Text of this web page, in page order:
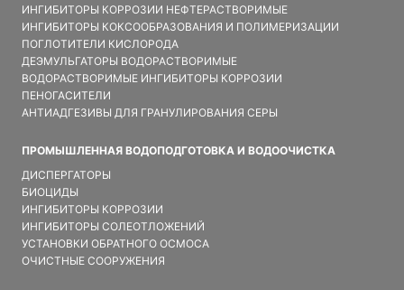
ИНГИБИТОРЫ КОРРОЗИИ НЕФТЕРАСТВОРИМЫЕ
ИНГИБИТОРЫ КОКСООБРАЗОВАНИЯ И ПОЛИМЕРИЗАЦИИ
ПОГЛОТИТЕЛИ КИСЛОРОДА
ДЕЭМУЛЬГАТОРЫ ВОДОРАСТВОРИМЫЕ
ВОДОРАСТВОРИМЫЕ ИНГИБИТОРЫ КОРРОЗИИ
ПЕНОГАСИТЕЛИ
АНТИАДГЕЗИВЫ ДЛЯ ГРАНУЛИРОВАНИЯ СЕРЫ
ПРОМЫШЛЕННАЯ ВОДОПОДГОТОВКА И ВОДООЧИСТКА
ДИСПЕРГАТОРЫ
БИОЦИДЫ
ИНГИБИТОРЫ КОРРОЗИИ
ИНГИБИТОРЫ СОЛЕОТЛОЖЕНИЙ
УСТАНОВКИ ОБРАТНОГО ОСМОСА
ОЧИСТНЫЕ СООРУЖЕНИЯ